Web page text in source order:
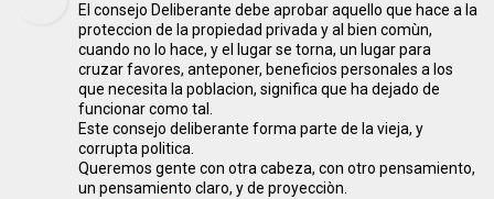
El consejo Deliberante debe aprobar aquello que hace a la
proteccion de la propiedad privada y al bien comùn,
cuando no lo hace, y el lugar se torna, un lugar para
cruzar favores, anteponer, beneficios personales a los
que necesita la poblacion, significa que ha dejado de
funcionar como tal.
Este consejo deliberante forma parte de la vieja, y
corrupta politica.
Queremos gente con otra cabeza, con otro pensamiento,
un pensamiento claro, y de proyecciòn.